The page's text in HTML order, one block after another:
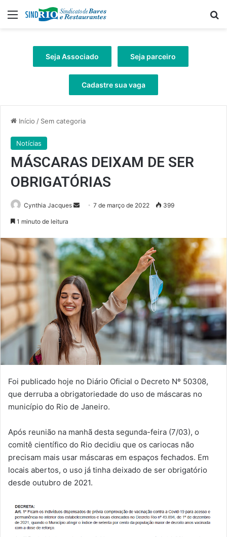
Menu
Seja Associado Seja parceiro
Cadastre sua vaga
Início / Sem categoria
Notícias
MÁSCARAS DEIXAM DE SER
OBRIGATÓRIAS
Cynthia Jacques
Mande
mail
7 de março de 2022 399
1 minuto de leitura
Foi publicado hoje no Diário Oficial o Decreto Nº 50308,
que derruba a obrigatoriedade do uso de máscaras no
município do Rio de Janeiro.
Após reunião na manhã desta segunda-feira (7/03), o
comitê científico do Rio decidiu que os cariocas não
precisam mais usar máscaras em espaços fechados. Em
locais abertos, o uso já tinha deixado de ser obrigatório
desde outubro de 2021.